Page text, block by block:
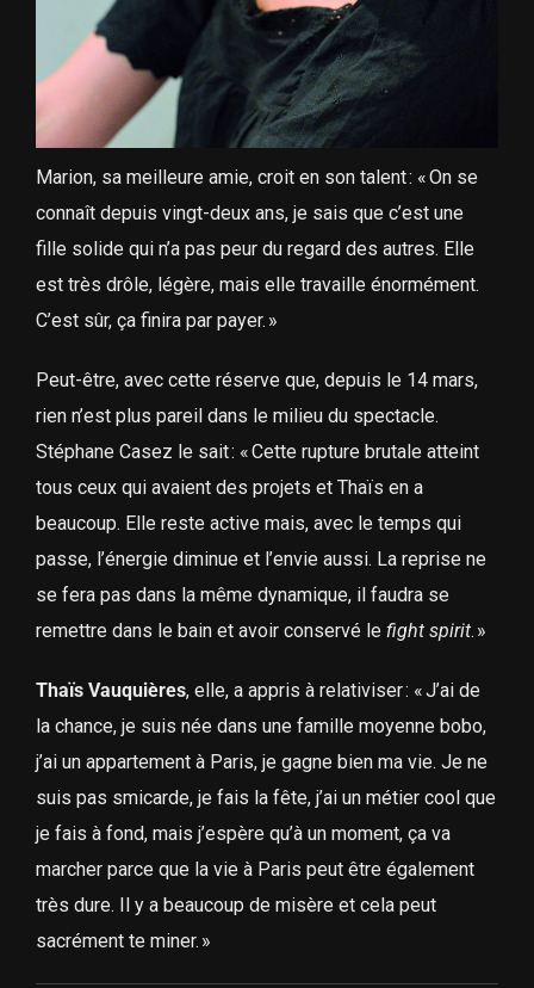
Marion, sa meilleure amie, croit en son talent : « On se
connaît depuis vingt-deux ans, je sais que c’est une
fille solide qui n’a pas peur du regard des autres. Elle
est très drôle, légère, mais elle travaille énormément.
C’est sûr, ça finira par payer. »
Peut-être, avec cette réserve que, depuis le 14 mars,
rien n’est plus pareil dans le milieu du spectacle.
Stéphane Casez le sait : « Cette rupture brutale atteint
tous ceux qui avaient des projets et Thaïs en a
beaucoup. Elle reste active mais, avec le temps qui
passe, l’énergie diminue et l’envie aussi. La reprise ne
se fera pas dans la même dynamique, il faudra se
remettre dans le bain et avoir conservé le fight spirit. »
Thaïs Vauquières, elle, a appris à relativiser : « J’ai de
la chance, je suis née dans une famille moyenne bobo,
j’ai un appartement à Paris, je gagne bien ma vie. Je ne
suis pas smicarde, je fais la fête, j’ai un métier cool que
je fais à fond, mais j’espère qu’à un moment, ça va
marcher parce que la vie à Paris peut être également
très dure. Il y a beaucoup de misère et cela peut
sacrément te miner. »